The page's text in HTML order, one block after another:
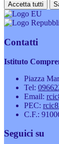
Accetta tutti
Contatti
Istituto
Piazza
Tel:
Email:
PEC:
C.F.:
Seguici su